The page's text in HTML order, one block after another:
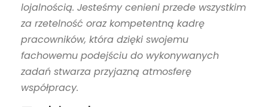
lojalnością. Jesteśmy cenieni przede wszystkim
za rzetelność oraz kompetentną kadrę
pracowników, która dzięki swojemu
fachowemu podejściu do wykonywanych
zadań stwarza przyjazną atmosferę
współpracy.